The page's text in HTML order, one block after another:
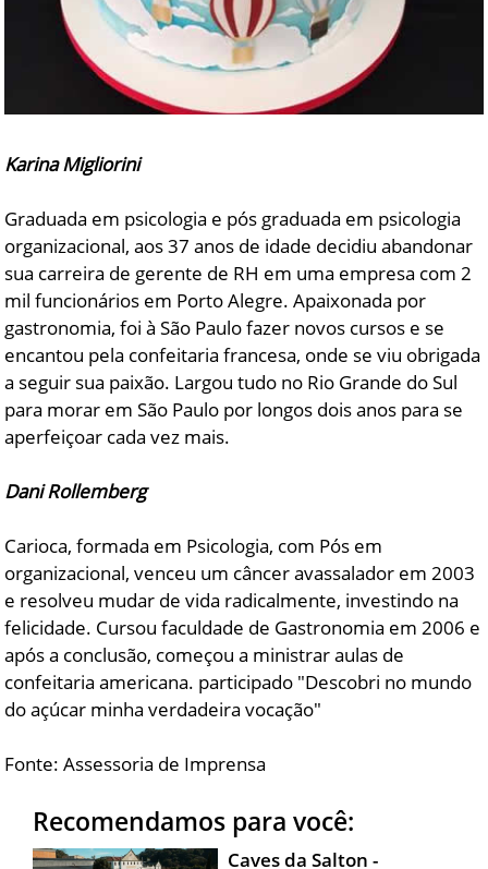
Karina Migliorini
Graduada em psicologia e pós graduada em psicologia
organizacional, aos 37 anos de idade decidiu abandonar
sua carreira de gerente de RH em uma empresa com 2
mil funcionários em Porto Alegre. Apaixonada por
gastronomia, foi à São Paulo fazer novos cursos e se
encantou pela confeitaria francesa, onde se viu obrigada
a seguir sua paixão. Largou tudo no Rio Grande do Sul
para morar em São Paulo por longos dois anos para se
aperfeiçoar cada vez mais.
Dani Rollemberg
Carioca, formada em Psicologia, com Pós em
organizacional, venceu um câncer avassalador em 2003
e resolveu mudar de vida radicalmente, investindo na
felicidade. Cursou faculdade de Gastronomia em 2006 e
após a conclusão, começou a ministrar aulas de
confeitaria americana. participado "Descobri no mundo
do açúcar minha verdadeira vocação"
Fonte: Assessoria de Imprensa
Recomendamos para você:
Caves da Salton -